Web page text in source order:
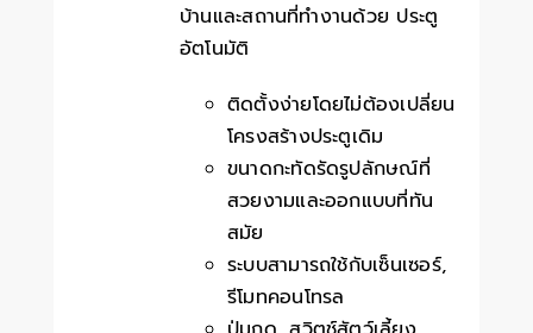
บ้านและสถานที่ทำงานด้วย ประตู
อัตโนมัติ
ติดตั้งง่ายโดยไม่ต้องเปลี่ยน
โครงสร้างประตูเดิม
ขนาดกะทัดรัดรูปลักษณ์ที่
สวยงามและออกแบบที่ทัน
สมัย
ระบบสามารถใช้กับเซ็นเซอร์,
รีโมทคอนโทรล